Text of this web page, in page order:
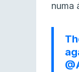
numa